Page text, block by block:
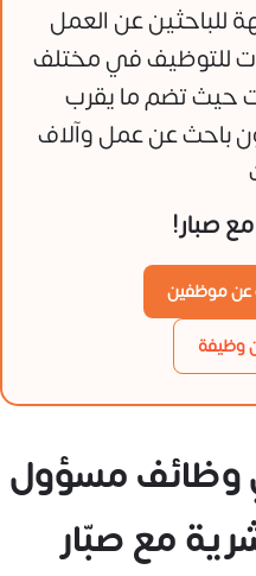
للباحثين عن العمل
للتوظيف في مختلف
حيث تضم ما يقرب
باحث عن عمل وآلاف
مع صبار!
عن موظفين
وظيفة
وظائف مسؤول
مع صبّار